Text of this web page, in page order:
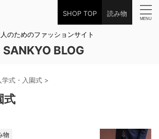
SHOP TOP 読み物
のためのファッションサイト
SANKYO BLOG
学式・入園式 >
式
物